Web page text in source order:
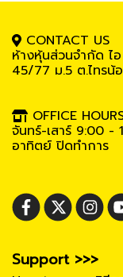
CONTACT US
ห้างหุ้นส่วนจำกัด ไ
45/77 ม.5 ต.ไทรน้
OFFICE
จันทร์-เสาร์ 9:00 -
อาทิตย์ ปิดทำการ
Support >>>